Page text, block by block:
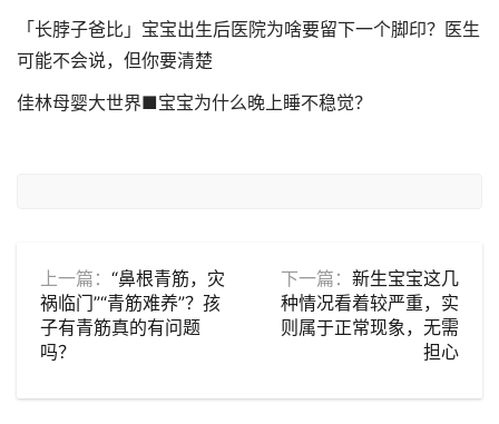
「长脖子爸比」宝宝出生后医院为啥要留下一个脚印？医生
可能不会说，但你要清楚
佳林母婴大世界■宝宝为什么晚上睡不稳觉？
上一篇： “鼻根青筋，灾
祸临门”“青筋难养”？孩
子有青筋真的有问题
吗？
下一篇： 新生宝宝这几
种情况看着较严重，实
则属于正常现象，无需
担心